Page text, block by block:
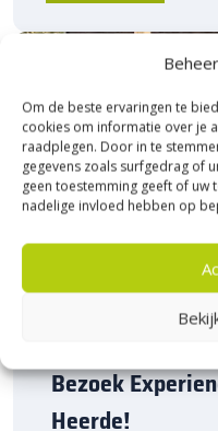
Om de beste ervaringen te
cookies om informatie over je
raadplegen. Door in te
gegevens zoals surfgedrag of
geen toestemming geeft of uw
nadelige invloed hebben op
Bezoek
Heerde!